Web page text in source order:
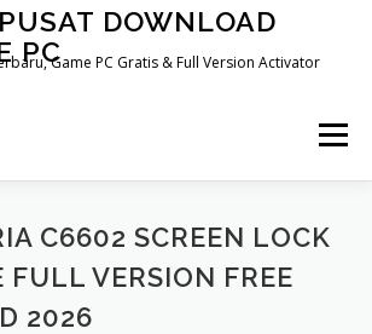
DOWNLOAD
PCGame PC Gratis & Full Version Activator
Menu
ABOUT US
C6602 SCREEN LOCK
FULL VERSION FREE
2026